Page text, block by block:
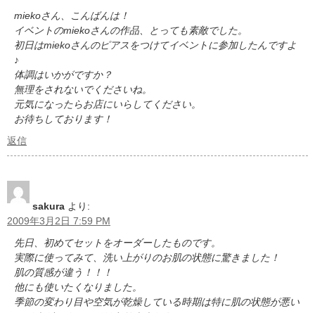
miekoさん、こんばんは！
イベントのmiekoさんの作品、とっても素敵でした。
初日はmiekoさんのピアスをつけてイベントに参加したんですよ
♪
体調はいかがですか？
無理をされないでくださいね。
元気になったらお店にいらしてください。
お待ちしております！
返信
sakura より:
2009年3月2日 7:59 PM
先日、初めてセットをオーダーしたものです。
実際に使ってみて、洗い上がりのお肌の状態に驚きました！
肌の質感が違う！！！
他にも使いたくなりました。
季節の変わり目や空気が乾燥している時期は特に肌の状態が悪い